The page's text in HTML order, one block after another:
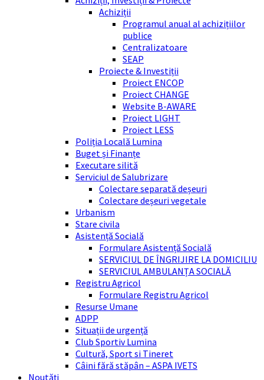
Achiziții
Programul anual al achizițiilor
publice
Centralizatoare
SEAP
Proiecte & Investiții
Proiect ENCOP
Proiect CHANGE
Website B-AWARE
Proiect LIGHT
Proiect LESS
Poliția Locală Lumina
Buget și Finanțe
Executare silită
Serviciul de Salubrizare
Colectare separată deșeuri
Colectare deșeuri vegetale
Urbanism
Stare civila
Asistență Socială
Formulare Asistență Socială
SERVICIUL DE ÎNGRIJIRE LA DOMICILIU
SERVICIUL AMBULANȚA SOCIALĂ
Registru Agricol
Formulare Registru Agricol
Resurse Umane
ADPP
Situații de urgență
Club Sportiv Lumina
Cultură, Sport si Tineret
Câini fără stăpân – ASPA IVETS
Noutăți